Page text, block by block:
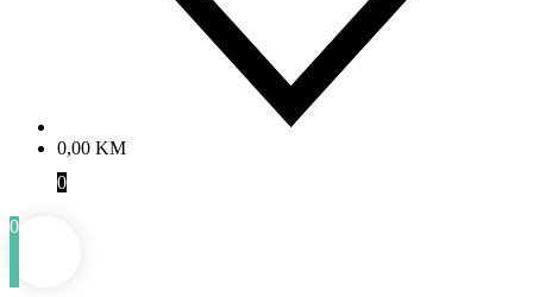
0,00 KM
0
0